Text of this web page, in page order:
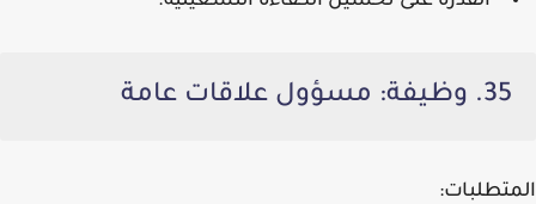
35. وظيفة: مسؤول علاقات عامة
المتطلبات: